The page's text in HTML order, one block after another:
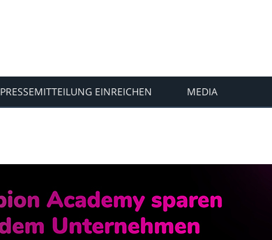
PRESSEMITTEILUNG EINREICHEN MEDIA